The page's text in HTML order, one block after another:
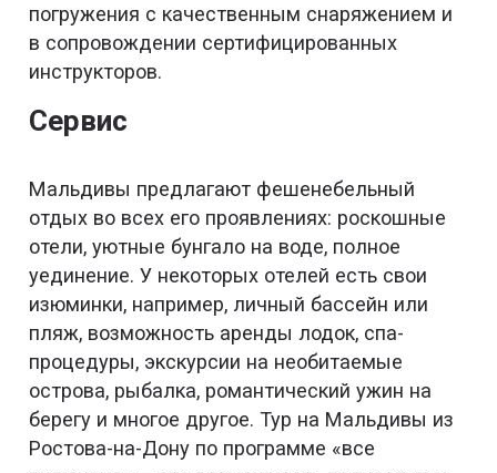
погружения с качественным снаряжением и
в сопровождении сертифицированных
инструкторов.
Сервис
Мальдивы предлагают фешенебельный
отдых во всех его проявлениях: роскошные
отели, уютные бунгало на воде, полное
уединение. У некоторых отелей есть свои
изюминки, например, личный бассейн или
пляж, возможность аренды лодок, спа-
процедуры, экскурсии на необитаемые
острова, рыбалка, романтический ужин на
берегу и многое другое. Тур на Мальдивы из
Ростова-на-Дону по программе «все